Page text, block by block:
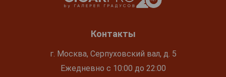
Контакты
г. Москва, Серпуховский вал, д. 5
Ежедневно с 10:00 до 22:00